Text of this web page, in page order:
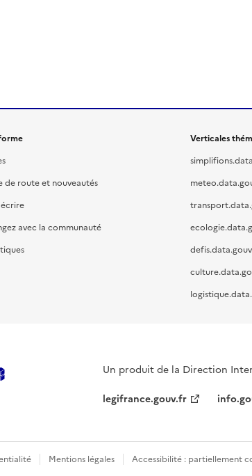
de route et nouveautés
avec la communauté
Verticales
Un produit de la Direction
legifrance.gouv.fr
Mentions légales Accessibilité : partiellement